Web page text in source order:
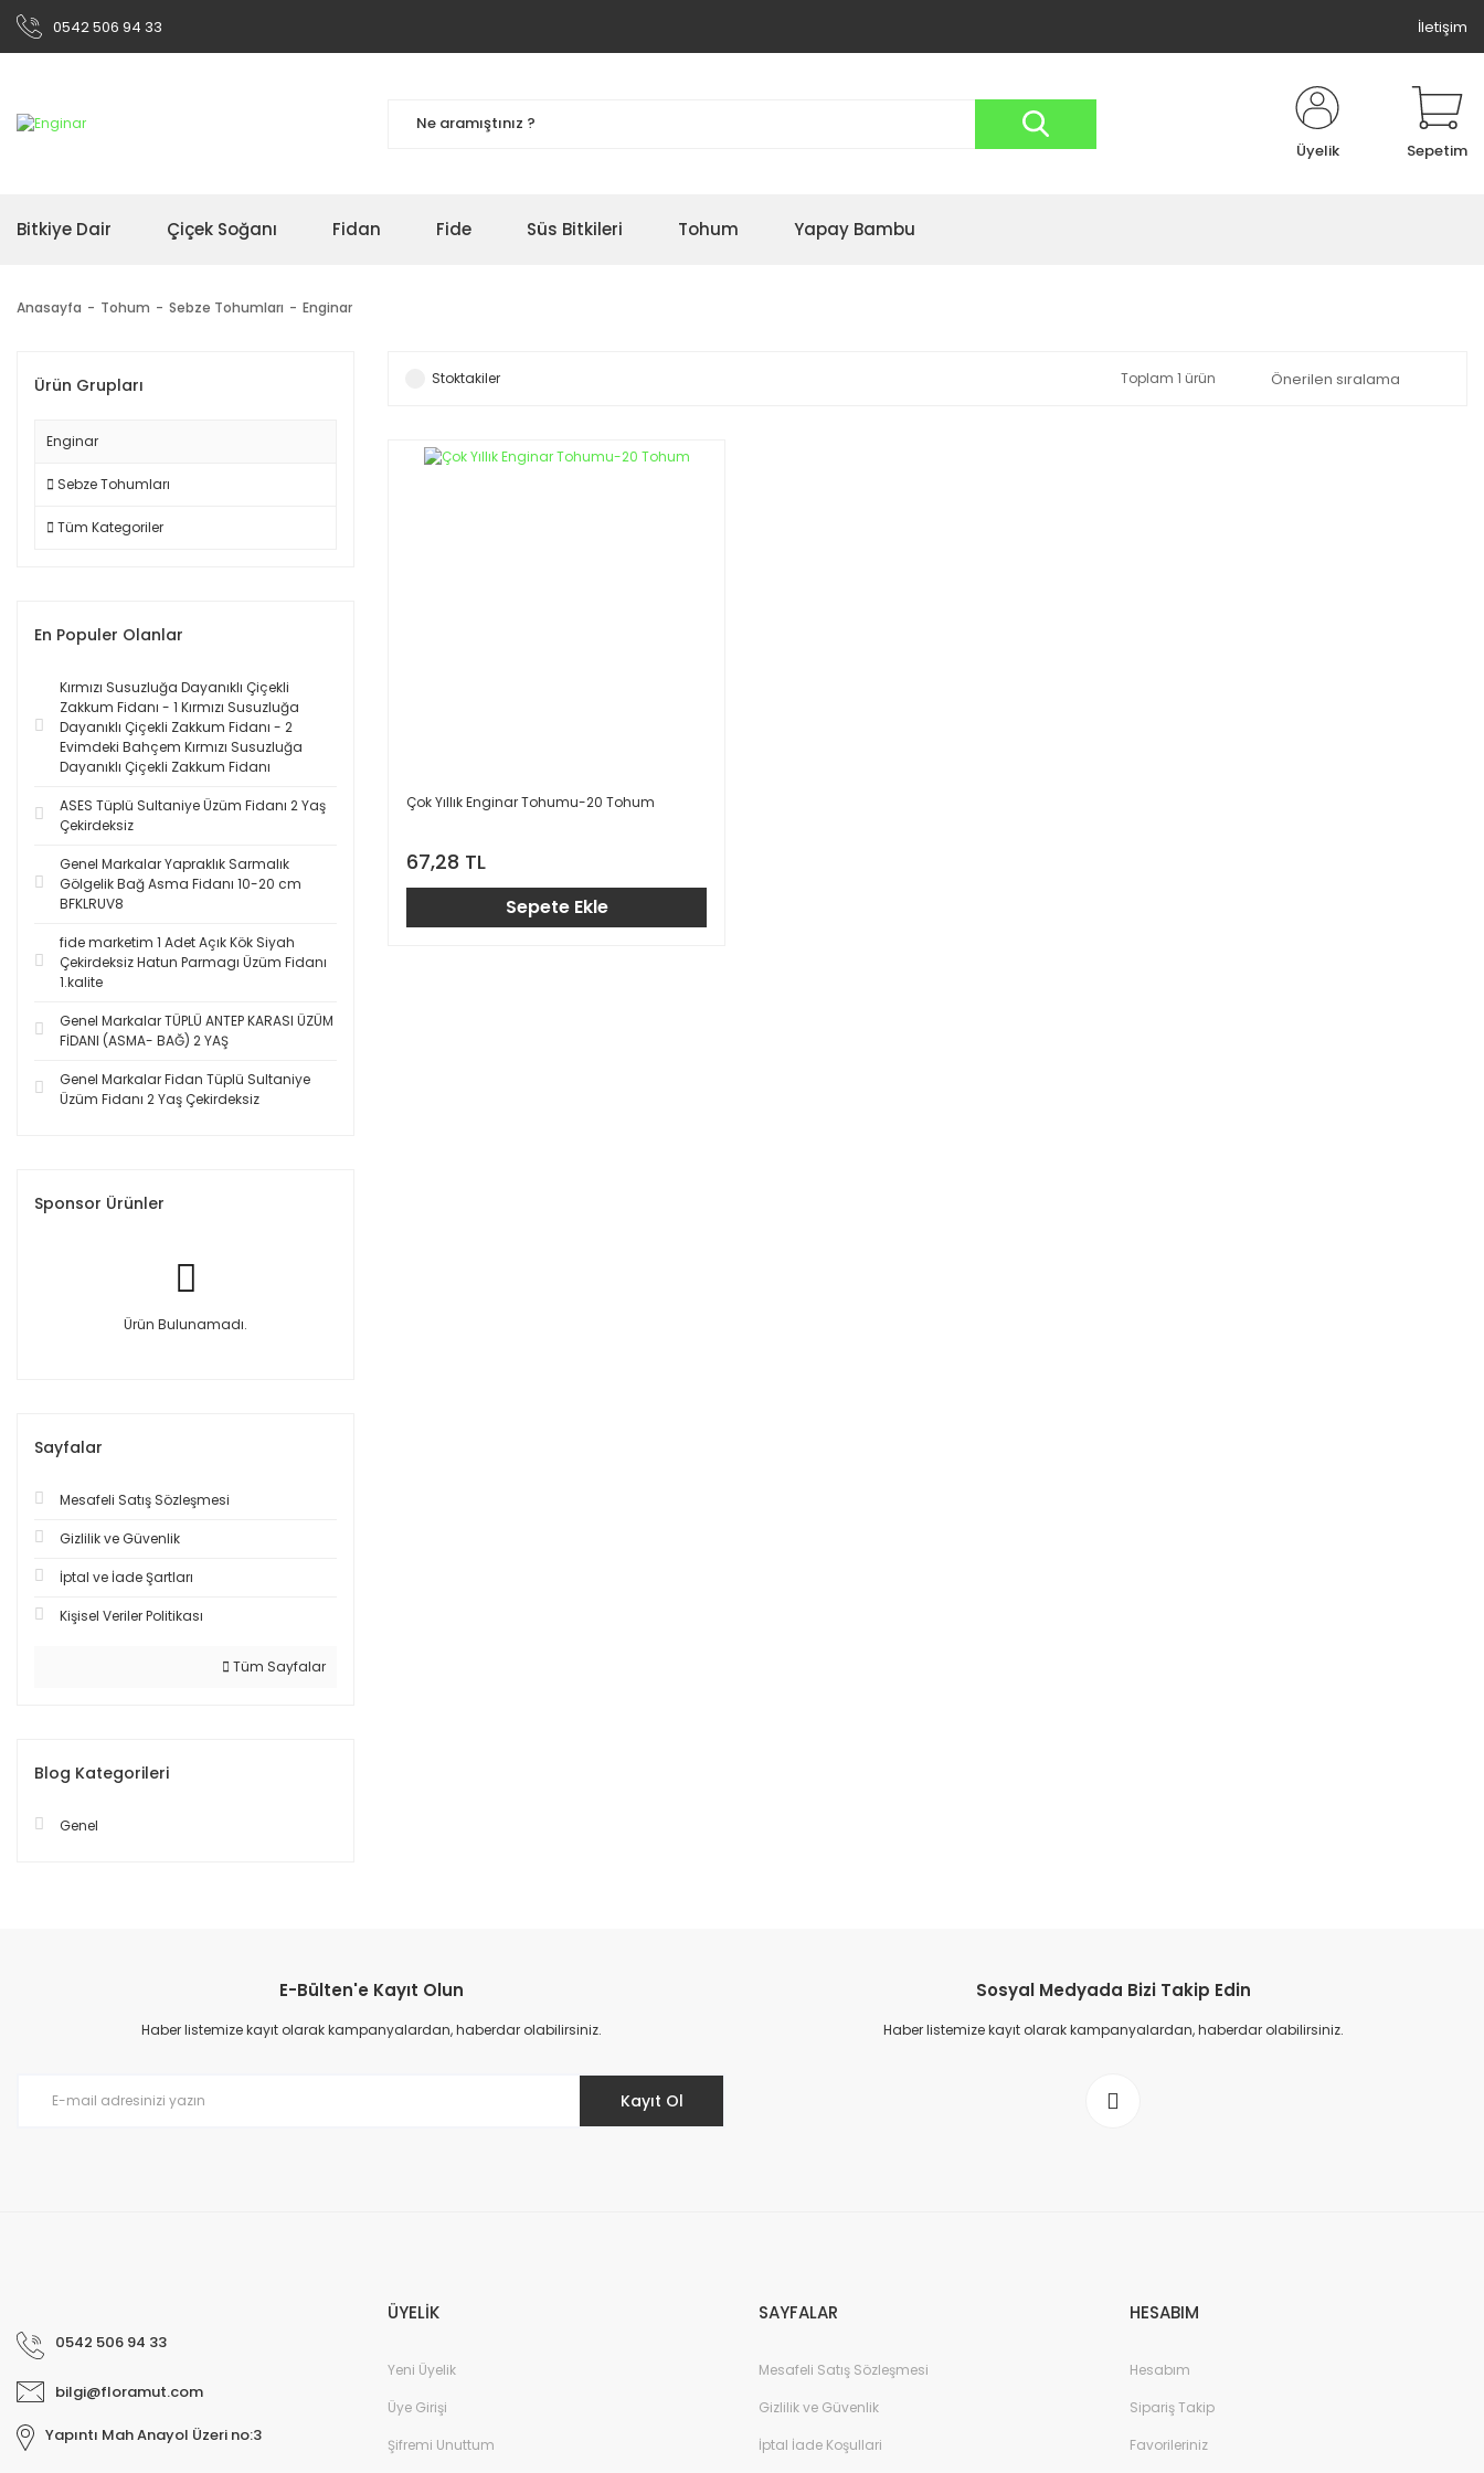
0542 506 94 33 İletişim
Üyelik Sepetim
Bitkiye Dair Çiçek Soğanı Fidan Fide Süs Bitkileri Tohum Yapay Bambu
Anasayfa Tohum Sebze Tohumları Enginar
Ürün Grupları
Enginar
Sebze Tohumları
Tüm Kategoriler
En Populer Olanlar
Kırmızı Susuzluğa Dayanıklı Çiçekli
Zakkum Fidanı - 1 Kırmızı Susuzluğa
Dayanıklı Çiçekli Zakkum Fidanı - 2
Evimdeki Bahçem Kırmızı Susuzluğa
Dayanıklı Çiçekli Zakkum Fidanı
ASES Tüplü Sultaniye Üzüm Fidanı 2 Yaş
Çekirdeksiz
Genel Markalar Yapraklık Sarmalık
Gölgelik Bağ Asma Fidanı 10-20 cm
BFKLRUV8
fide marketim 1 Adet Açık Kök Siyah
Çekirdeksiz Hatun Parmagı Üzüm Fidanı
1.kalite
Genel Markalar TÜPLÜ ANTEP KARASI ÜZÜM
FİDANI (ASMA- BAĞ) 2 YAŞ
Genel Markalar Fidan Tüplü Sultaniye
Üzüm Fidanı 2 Yaş Çekirdeksiz
Sponsor Ürünler
Ürün Bulunamadı.
Sayfalar
Mesafeli Satış Sözleşmesi
Gizlilik ve Güvenlik
İptal ve İade Şartları
Kişisel Veriler Politikası
Tüm Sayfalar
Blog Kategorileri
Genel
Stoktakiler Toplam 1 ürün
Çok Yıllık Enginar Tohumu-20 Tohum
67,28 TL
Sepete Ekle
E-Bülten'e Kayıt Olun
Haber listemize kayıt olarak kampanyalardan, haberdar olabilirsiniz.
Kayıt Ol
Sosyal Medyada Bizi Takip Edin
Haber listemize kayıt olarak kampanyalardan, haberdar olabilirsiniz.
0542 506 94 33
bilgi@floramut.com
Yapıntı Mah Anayol Üzeri no:3
ÜYELİK
Yeni Üyelik
Üye Girişi
Şifremi Unuttum
SAYFALAR
Mesafeli Satış Sözleşmesi
Gizlilik ve Güvenlik
İptal İade Koşullari
HESABIM
Hesabım
Sipariş Takip
Favorileriniz